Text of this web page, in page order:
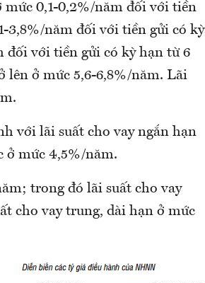
0,1-0,2%/năm đối với tiền
3,8%/năm đối với tiền gửi có kỳ
đối với tiền gửi có kỳ hạn từ 6
lên ở mức 5,6-6,8%/năm. Lãi
với lãi suất cho vay ngắn hạn
ở mức 4,5%/năm.
trong đó lãi suất cho vay
cho vay trung, dài hạn ở mức